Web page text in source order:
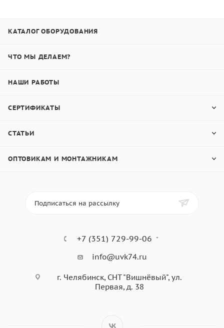
КАТАЛОГ ОБОРУДОВАНИЯ
ЧТО МЫ ДЕЛАЕМ?
НАШИ РАБОТЫ
СЕРТИФИКАТЫ
СТАТЬИ
ОПТОВИКАМ И МОНТАЖНИКАМ
Подписаться на рассылку
+7 (351) 729-99-06
info@uvk74.ru
г. Челябинск, СНТ "Вишнёвый", ул.
Первая, д. 38